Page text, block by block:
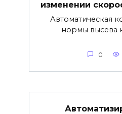
изменении
Автоматическая
нормы высева
0